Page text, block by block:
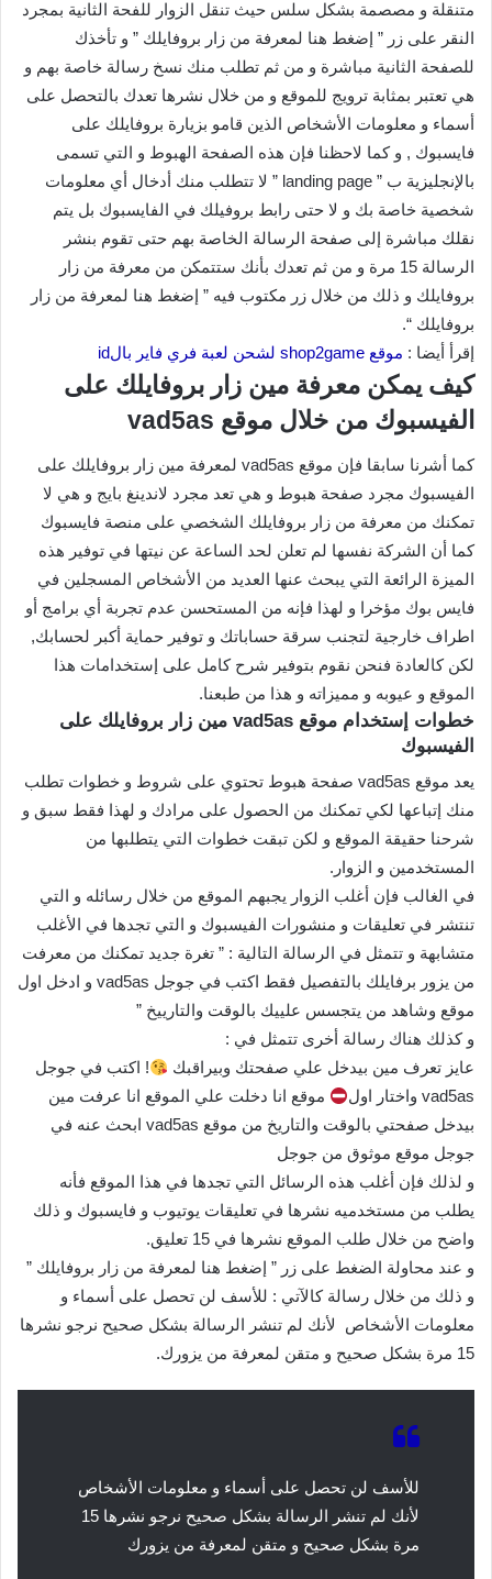
متنقلة و مصصمة بشكل سلس حيث تنقل الزوار للفحة الثانية بمجرد
النقر على زر ” إضغط هنا لمعرفة من زار بروفايلك ” و تأخذك
للصفحة الثانية مباشرة و من ثم تطلب منك نسخ رسالة خاصة بهم و
هي تعتبر بمثابة ترويج للموقع و من خلال نشرها تعدك بالتحصل على
أسماء و معلومات الأشخاص الذين قامو بزيارة بروفايلك على
فايسبوك , و كما لاحظنا فإن هذه الصفحة الهبوط و التي تسمى
بالإنجليزية ب ” landing page ” لا تتطلب منك أدخال أي معلومات
شخصية خاصة بك و لا حتى رابط بروفيلك في الفايسبوك بل يتم
نقلك مباشرة إلى صفحة الرسالة الخاصة بهم حتى تقوم بنشر
الرسالة 15 مرة و من ثم تعدك بأنك ستتمكن من معرفة من زار
بروفايلك و ذلك من خلال زر مكتوب فيه ” إضغط هنا لمعرفة من زار
بروفايلك “.
إقرأ أيضا : موقع shop2game لشحن لعبة فري فاير بالid
كيف يمكن معرفة مين زار بروفايلك على
الفيسبوك من خلال موقع vad5as
كما أشرنا سابقا فإن موقع vad5as لمعرفة مين زار بروفايلك على
الفيسبوك مجرد صفحة هبوط و هي تعد مجرد لاندينغ بايج و هي لا
تمكنك من معرفة من زار بروفايلك الشخصي على منصة فايسبوك
كما أن الشركة نفسها لم تعلن لحد الساعة عن نيتها في توفير هذه
الميزة الرائعة التي يبحث عنها العديد من الأشخاص المسجلين في
فايس بوك مؤخرا و لهذا فإنه من المستحسن عدم تجربة أي برامج أو
اطراف خارجية لتجنب سرقة حساباتك و توفير حماية أكبر لحسابك,
لكن كالعادة فنحن نقوم بتوفير شرح كامل على إستخدامات هذا
الموقع و عيوبه و مميزاته و هذا من طبعنا.
خطوات إستخدام موقع vad5as مين زار بروفايلك على
الفيسبوك
يعد موقع vad5as صفحة هبوط تحتوي على شروط و خطوات تطلب
منك إتباعها لكي تمكنك من الحصول على مرادك و لهذا فقط سبق و
شرحنا حقيقة الموقع و لكن تبقت خطوات التي يتطلبها من
المستخدمين و الزوار.
في الغالب فإن أغلب الزوار يجبهم الموقع من خلال رسائله و التي
تنتشر في تعليقات و منشورات الفيسبوك و التي تجدها في الأغلب
متشابهة و تتمثل في الرسالة التالية : ” تغرة جديد تمكنك من معرفت
من يزور برفايلك بالتفصيل فقط اكتب في جوجل vad5as و ادخل اول
موقع وشاهد من يتجسس علييك بالوقت والتارييخ ”
و كذلك هناك رسالة أخرى تتمثل في :
عايز تعرف مين بيدخل علي صفحتك وبيراقبك
! اكتب في جوجل
vad5as واختار اول
موقع انا دخلت علي الموقع انا عرفت مين
بيدخل صفحتي بالوقت والتاريخ من موقع vad5as ابحث عنه في
جوجل موقع موثوق من جوجل
و لذلك فإن أغلب هذه الرسائل التي تجدها في هذا الموقع فأنه
يطلب من مستخدميه نشرها في تعليقات يوتيوب و فايسبوك و ذلك
واضح من خلال طلب الموقع نشرها في 15 تعليق.
و عند محاولة الضغط على زر ” إضغط هنا لمعرفة من زار بروفايلك ”
و ذلك من خلال رسالة كالآتي : للأسف لن تحصل على أسماء و
معلومات الأشخاص لأنك لم تنشر الرسالة بشكل صحيح نرجو نشرها
15 مرة بشكل صحيح و متقن لمعرفة من يزورك.
للأسف لن تحصل على أسماء و معلومات الأشخاص
لأنك لم تنشر الرسالة بشكل صحيح نرجو نشرها 15
مرة بشكل صحيح و متقن لمعرفة من يزورك